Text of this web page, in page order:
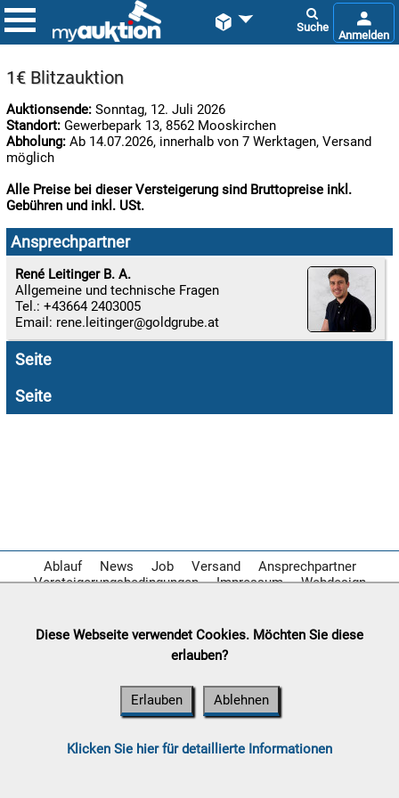
 
06.08:

06.08:
06.08:
1€ Blitzauktion
Auktionsende: Sonntag, 12. Juli 2026
Standort: Gewerbepark 13, 8562 Mooskirchen
Abholung: Ab 14.07.2026, innerhalb von 7 Werktagen, Versand
möglich
Alle Preise bei dieser Versteigerung sind Bruttopreise inkl.
Gebühren und inkl. USt.
Ansprechpartner
René Leitinger B. A.
Allgemeine und technische Fragen
Tel.: +43664 2403005
Email: rene.leitinger
Seite
Seite
Ablauf News Job Versand
Ansprechpartner
Versteigerungsbedingungen
Impressum Webdesign
Diese Webseite verwendet Cookies. Möchten Sie diese
erlauben?
Erlauben Ablehnen
Klicken Sie hier für detaillierte Informationen